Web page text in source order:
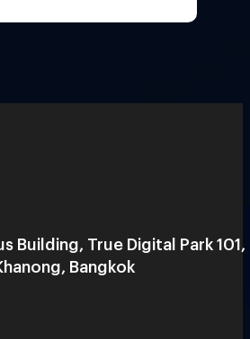
Building, True Digital Park 101,
Bangkok